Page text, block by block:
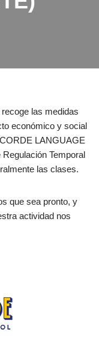
las medidas
económico y social
LANGUAGE
Temporal
las clases.
que sea pronto, y
actividad nos